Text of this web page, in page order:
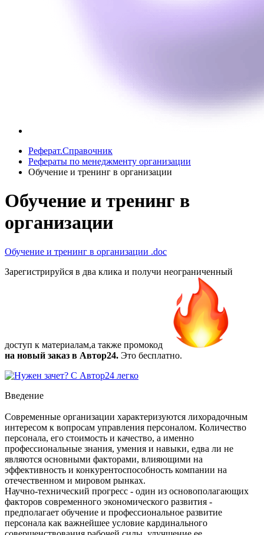
Реферат.Справочник
Рефераты по менеджменту организации
Обучение и тренинг в организации
Обучение и тренинг в
организации
Обучение и тренинг в организации .doc
Зарегистрируйся в два клика и получи неограниченный
доступ к материалам,а также промокод
на новый заказ в Автор24. Это бесплатно.
Введение
Современные организации характеризуются лихорадочным
интересом к вопросам управления персоналом. Количество
персонала, его стоимость и качество, а именно
профессиональные знания, умения и навыки, едва ли не
являются основными факторами, влияющими на
эффективность и конкурентоспособность компании на
отечественном и мировом рынках.
Научно-технический прогресс - один из основополагающих
факторов современного экономического развития -
предполагает обучение и профессиональное развитие
персонала как важнейшее условие кардинального